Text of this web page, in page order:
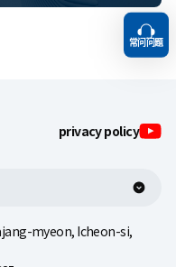
privacy policy
myeon, Icheon-si,
常问问题